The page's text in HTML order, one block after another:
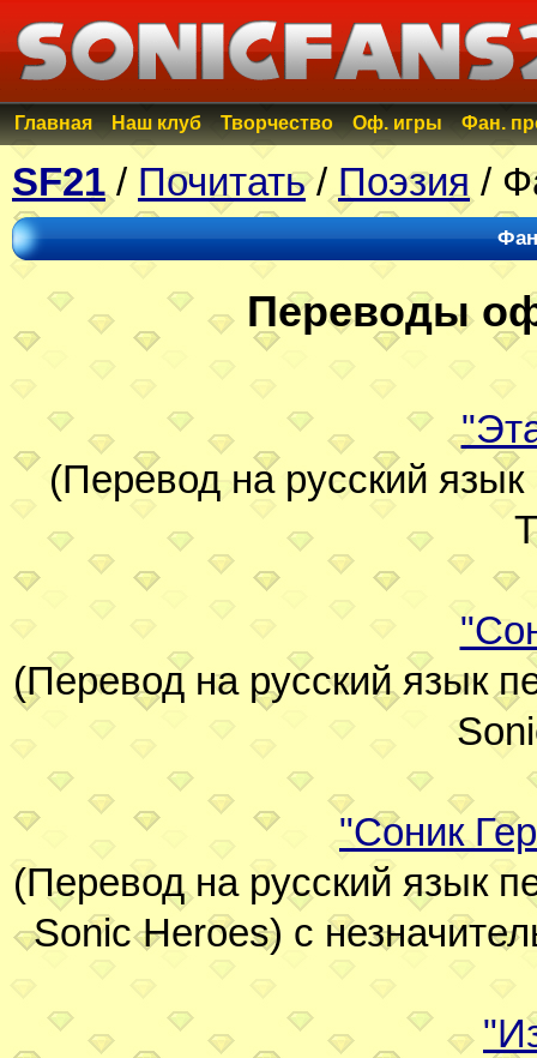
Главная Наш клуб Творчество Оф. игры Фан.
SF21 / Почитать/ Поэзия /
Переводы
(Перевод на русский
(Перевод на русский язык
"Соник
(Перевод на русский язык
Sonic Heroes) с